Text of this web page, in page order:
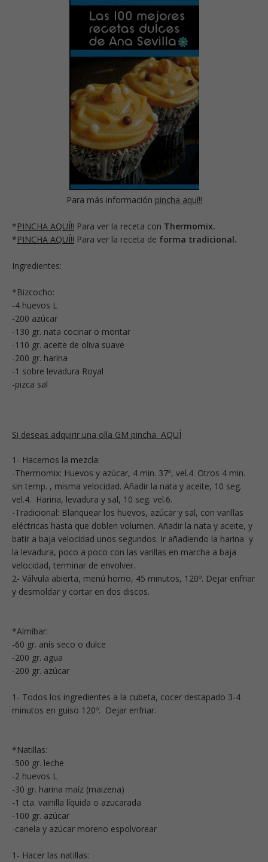
Para más información pincha aquí!!
*PINCHA AQUÍ!! Para ver la receta con Thermomix.
*PINCHA AQUÍ!! Para ver la receta de forma tradicional.
Ingredientes:
*Bizcocho:
-4 huevos L
-200 azúcar
-130 gr. nata cocinar o montar
-110 gr. aceite de oliva suave
-200 gr. harina
-1 sobre levadura Royal
-pizca sal
Si deseas adquirir una olla GM pincha AQUÍ
1- Hacemos la mezcla:
-Thermomix: Huevos y azúcar, 4 min. 37º, vel.4. Otros 4 min.
sin temp. , misma velocidad. Añadir la nata y aceite, 10 seg.
vel.4. Harina, levadura y sal, 10 seg. vel.6.
-Tradicional: Blanquear los huevos, azúcar y sal, con varillas
eléctricas hasta que doblen volumen. Añadir la nata y aceite, y
batir a baja velocidad unos segundos. Ir añadiendo la harina y
la levadura, poco a poco con las varillas en marcha a baja
velocidad, terminar de envolver.
2- Válvula abierta, menú horno, 45 minutos, 120º. Dejar enfriar
y desmoldar y cortar en dos discos.
*Almíbar:
-60 gr. anís seco o dulce
-200 gr. agua
-200 gr. azúcar
1- Todos los ingredientes a la cubeta, cocer destapado 3-4
minutos en guiso 120º. Dejar enfriar.
*Natillas:
-500 gr. leche
-2 huevos L
-30 gr. harina maíz (maizena)
-1 cta. vainilla líquida o azucarada
-100 gr. azúcar
-canela y azúcar moreno espolvorear
1- Hacer las natillas: